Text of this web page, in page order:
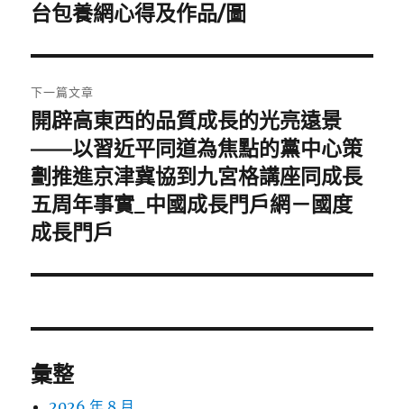
導
覽
一
文
章:
台包養網心得及作品/圖
下一篇文章
下
一
篇
文
章:
開辟高東西的品質成長的光亮遠景
——以習近平同道為焦點的黨中心策
劃推進京津冀協到九宮格講座同成長
五周年事實_中國成長門戶網－國度
成長門戶
彙整